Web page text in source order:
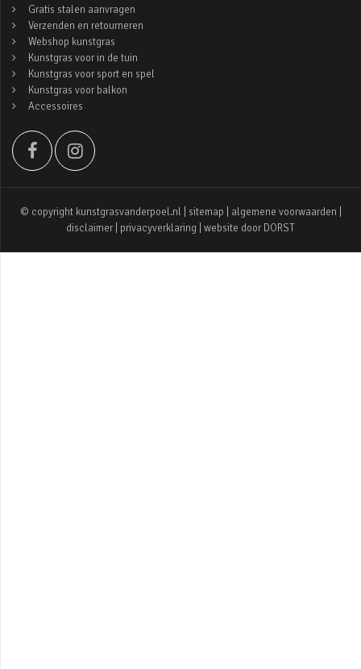
Gratis stalen aanvragen
Verzenden en retourneren
Webshop kunstgras
Kunstgras voor in de tuin
Kunstgras voor sport en spel
Kunstgras voor balkon
Accessoires
© copyright kunstgrasvanderpoel.nl | sitemap algemene voorwaarden
disclaimer
privacyverklaring | website door DORST